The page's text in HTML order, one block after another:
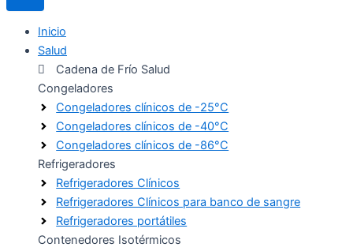
Inicio
Salud
Cadena de Frío Salud
Congeladores
Congeladores clínicos de -25°C
Congeladores clínicos de -40°C
Congeladores clínicos de -86°C
Refrigeradores
Refrigeradores Clínicos
Refrigeradores Clínicos para banco de sangre
Refrigeradores portátiles
Contenedores Isotérmicos